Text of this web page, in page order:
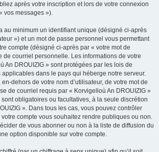
après votre inscription et lors de votre connexion
vos messages »).
au minimum un identifiant unique (désigné ci-après
») et un mot de passe personnel vous permettant
compte (désigné ci-après par « votre mot de
de courriel personnelle. Les informations de votre
An DROUIZIG » sont protégées par les lois de
dans le pays qui héberge notre serveur.
dehors de votre nom d’utilisateur, de votre mot de
de courriel requis par « Korvigelloù An DROUIZIG »
obligatoires ou facultatives, à la seule discrétion
». Dans tous les cas, vous pouvez contrôler
compte vous souhaitez rendre publiques ou non.
de vous abonner ou non à la liste de diffusion du
option disponible sur votre compte.